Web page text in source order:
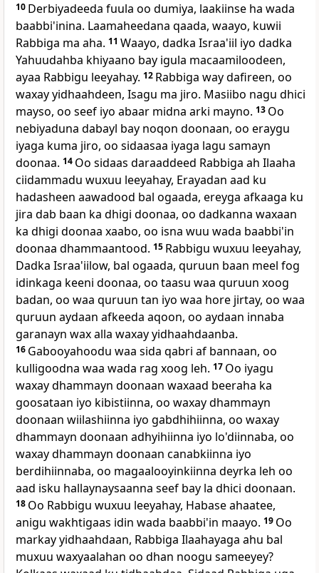
10 Derbiyadeeda fuula oo dumiya, laakiinse ha wada
baabbi'inina. Laamaheedana qaada, waayo, kuwii
Rabbiga ma aha. 11 Waayo, dadka Israa'iil iyo dadka
Yahuudahba khiyaano bay igula macaamiloodeen,
ayaa Rabbigu leeyahay. 12 Rabbiga way dafireen, oo
waxay yidhaahdeen, Isagu ma jiro. Masiibo nagu dhici
mayso, oo seef iyo abaar midna arki mayno. 13 Oo
nebiyaduna dabayl bay noqon doonaan, oo eraygu
iyaga kuma jiro, oo sidaasaa iyaga lagu samayn
doonaa. 14 Oo sidaas daraaddeed Rabbiga ah Ilaaha
ciidammadu wuxuu leeyahay, Erayadan aad ku
hadasheen aawadood bal ogaada, ereyga afkaaga ku
jira dab baan ka dhigi doonaa, oo dadkanna waxaan
ka dhigi doonaa xaabo, oo isna wuu wada baabbi'in
doonaa dhammaantood. 15 Rabbigu wuxuu leeyahay,
Dadka Israa'iilow, bal ogaada, quruun baan meel fog
idinkaga keeni doonaa, oo taasu waa quruun xoog
badan, oo waa quruun tan iyo waa hore jirtay, oo waa
quruun aydaan afkeeda aqoon, oo aydaan innaba
garanayn wax alla waxay yidhaahdaanba.
16 Gabooyahoodu waa sida qabri af bannaan, oo
kulligoodna waa wada rag xoog leh. 17 Oo iyagu
waxay dhammayn doonaan waxaad beeraha ka
goosataan iyo kibistiinna, oo waxay dhammayn
doonaan wiilashiinna iyo gabdhihiinna, oo waxay
dhammayn doonaan adhyihiinna iyo lo'diinnaba, oo
waxay dhammayn doonaan canabkiinna iyo
berdihiinnaba, oo magaalooyinkiinna deyrka leh oo
aad isku hallaynaysaanna seef bay la dhici doonaan.
18 Oo Rabbigu wuxuu leeyahay, Habase ahaatee,
anigu wakhtigaas idin wada baabbi'in maayo. 19 Oo
markay yidhaahdaan, Rabbiga Ilaahayaga ahu bal
muxuu waxyaalahan oo dhan noogu sameeyey?